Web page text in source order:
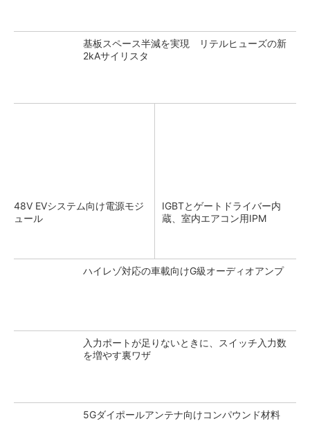
基板スペース半減を実現 リテルヒューズの新
2kAサイリスタ
48V EVシステム向け電源モジ
ュール
IGBTとゲートドライバー内
蔵、室内エアコン用IPM
ハイレゾ対応の車載向けG級オーディオアンプ
入力ポートが足りないときに、スイッチ入力数
を増やす裏ワザ
5Gダイポールアンテナ向けコンパウンド材料